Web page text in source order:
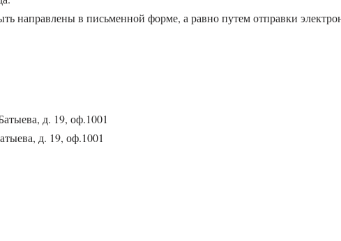
направлены в письменной форме, а равно путем отправки
д. 19, оф.1001
д. 19, оф.1001